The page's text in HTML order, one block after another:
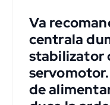
Va
centrala
stabilizator
de